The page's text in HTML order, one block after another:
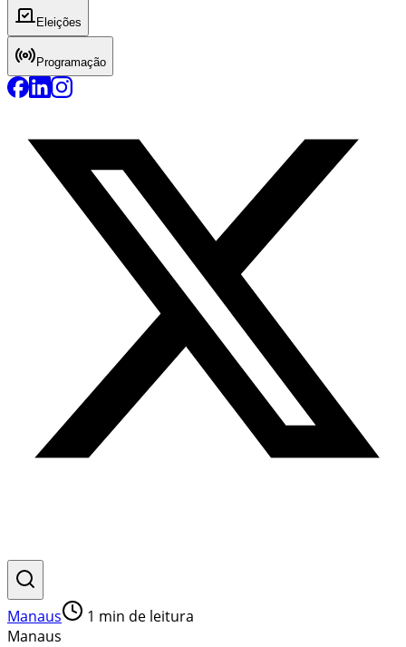
Eleições
Programação
Manaus 1 min de leitura
Manaus